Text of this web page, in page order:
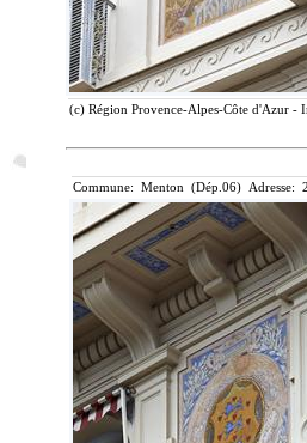
(c) Région Provence-Alpes-Côte d'Azur -
Commune: Menton (Dép.06) Adresse: